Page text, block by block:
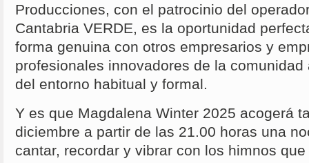
Producciones, con el patrocinio del
Cantabria VERDE, es la oportunidad
forma genuina con otros empresarios y
profesionales innovadores de la
del entorno habitual y formal.
Y es que Magdalena Winter 2025 acogerá
diciembre a partir de las 21.00 horas una
cantar, recordar y vibrar con los himnos